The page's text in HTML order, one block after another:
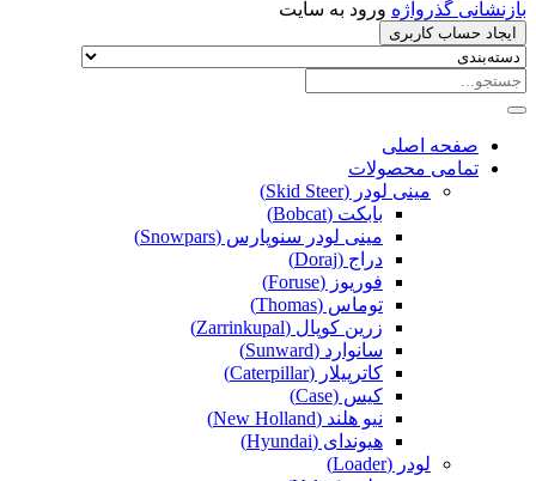
بازنشانی گذرواژه ورود به سایت
ایجاد حساب کاربری
صفحه اصلی
تمامی محصولات
مینی لودر (Skid Steer)
بابکت (Bobcat)
مینی لودر سنوپارس (Snowpars)
دراج (Doraj)
فوریوز (Foruse)
توماس (Thomas)
زرین کوپال (Zarrinkupal)
سانوارد (Sunward)
کاترپیلار (Caterpillar)
کیس (Case)
نیو هلند (New Holland)
هیوندای (Hyundai)
لودر (Loader)